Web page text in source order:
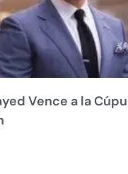
Vence a la